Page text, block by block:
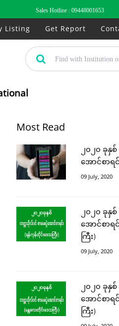
Sales Hotline : 09448001653
Listing Get Report
Most Read
၂၀၂၀ ခုနှ
အောင်စာရ
09 July, 2020
၂၀၂၀ ခုနှ
အောင်စာ
ကြီး)
09 July, 2020
၂၀၂၀ ခုနှ
အောင်စာရ
ကြီး)